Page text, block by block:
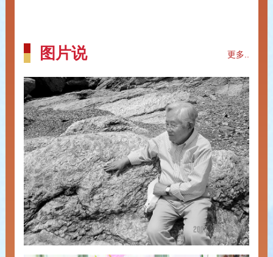
图片说 更多..